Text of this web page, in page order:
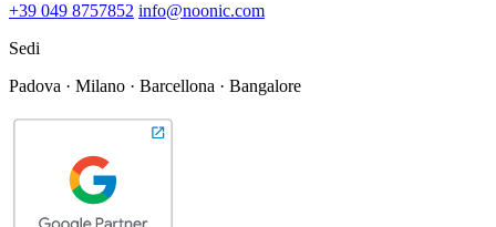
+39 049 8757852 info@noonic.com
Sedi
Padova · Milano · Barcellona · Bangalore